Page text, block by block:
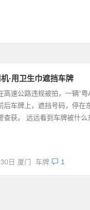
·用卫生巾遮挡车牌
高速公路违规被拍，一辆“
后车牌上，遮挡号码，停在
查获。 远远看到车牌被什么
日 厦门 车牌 1